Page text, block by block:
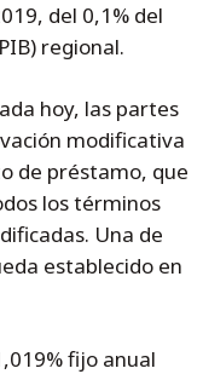
del 0,1% del
regional.
hoy, las partes
modificativa
de préstamo, que
los términos
Una de
establecido en
fijo anual